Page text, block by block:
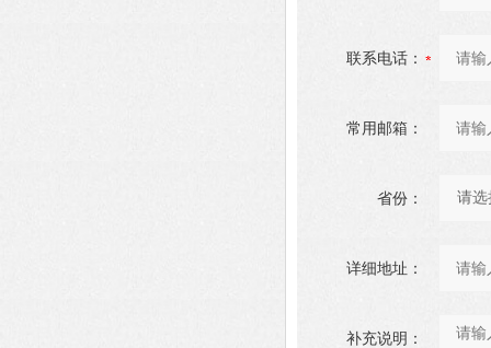
联系电话：
常用邮箱：
省份：
详细地址：
补充说明：